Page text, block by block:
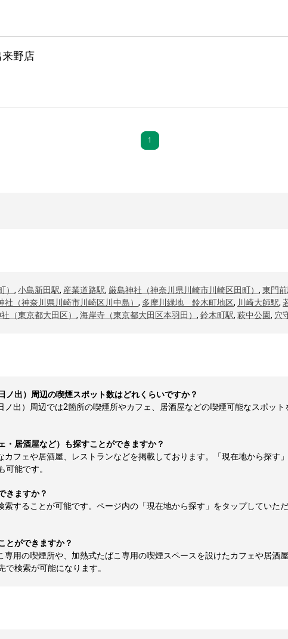
来野店
1
, 小島新田駅, 産業道路駅, 厳島神社（神奈川県川崎市川崎区田町） , 東門
社（神奈川県川崎市川崎区川中島） , 多摩川緑地 鈴木町地区, 川崎大師駅,
（東京都大田区） , 海岸寺（東京都大田区本羽田） , 鈴木町駅, 萩中公園, 穴
ノ出）周辺の喫煙スポット数はどれくらいですか？
ノ出）周辺では2箇所の喫煙所やカフェ、居酒屋などの喫煙可能なスポッ
・居酒屋など）も探すことができますか？
カフェや居酒屋、レストランなどを掲載しております。「現在地から探す
能です。
きますか？
索することが可能です。ページ内の「現在地から探す」をタップしていた
とができますか？
専用の喫煙所や、加熱式たばこ専用の喫煙スペースを設けたカフェや居酒
検索が可能になります。